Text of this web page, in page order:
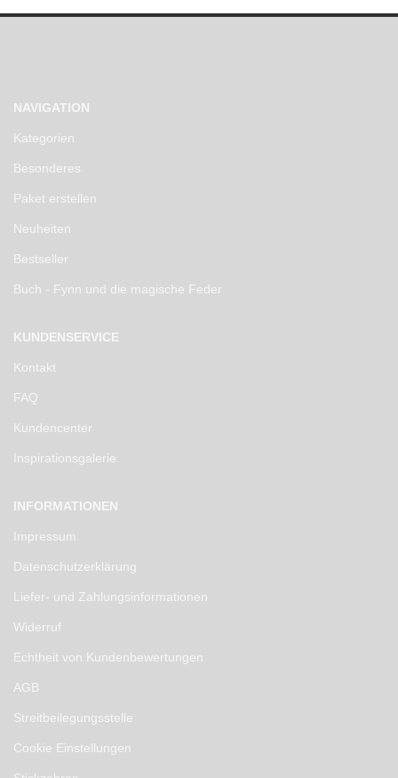
NAVIGATION
Kategorien
Besonderes
Paket erstellen
Neuheiten
Bestseller
Buch - Fynn und die magische Feder
KUNDENSERVICE
Kontakt
FAQ
Kundencenter
Inspirationsgalerie
INFORMATIONEN
Impressum
Datenschutzerklärung
Liefer- und Zahlungsinformationen
Widerruf
Echtheit von Kundenbewertungen
AGB
Streitbeilegungsstelle
Cookie Einstellungen